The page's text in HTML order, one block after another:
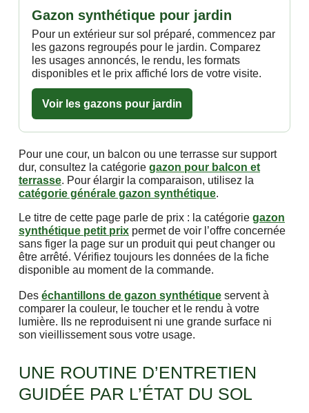
Gazon synthétique pour jardin
Pour un extérieur sur sol préparé, commencez par
les gazons regroupés pour le jardin. Comparez
les usages annoncés, le rendu, les formats
disponibles et le prix affiché lors de votre visite.
Voir les gazons pour jardin
Pour une cour, un balcon ou une terrasse sur support
dur, consultez la catégorie gazon pour balcon et
terrasse. Pour élargir la comparaison, utilisez la
catégorie générale gazon synthétique.
Le titre de cette page parle de prix : la catégorie gazon
synthétique petit prix permet de voir l’offre concernée
sans figer la page sur un produit qui peut changer ou
être arrêté. Vérifiez toujours les données de la fiche
disponible au moment de la commande.
Des échantillons de gazon synthétique servent à
comparer la couleur, le toucher et le rendu à votre
lumière. Ils ne reproduisent ni une grande surface ni
son vieillissement sous votre usage.
UNE ROUTINE D’ENTRETIEN
GUIDÉE PAR L’ÉTAT DU SOL